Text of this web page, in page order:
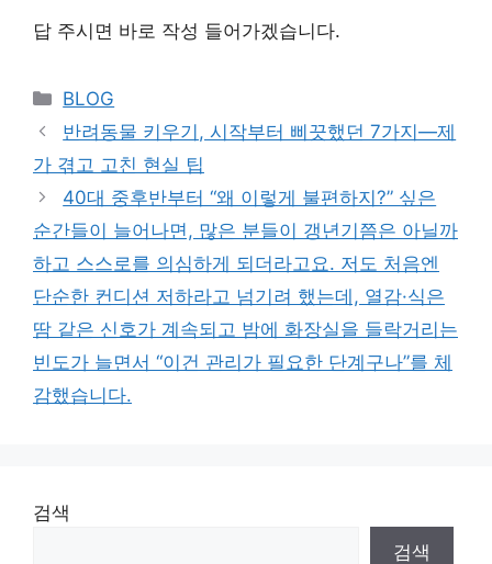
답 주시면 바로 작성 들어가겠습니다.
Categories
BLOG
반려동물 키우기, 시작부터 삐끗했던 7가지—제
가 겪고 고친 현실 팁
40대 중후반부터 “왜 이렇게 불편하지?” 싶은
순간들이 늘어나면, 많은 분들이 갱년기쯤은 아닐까
하고 스스로를 의심하게 되더라고요. 저도 처음엔
단순한 컨디션 저하라고 넘기려 했는데, 열감·식은
땀 같은 신호가 계속되고 밤에 화장실을 들락거리는
빈도가 늘면서 “이건 관리가 필요한 단계구나”를 체
감했습니다.
검색
검색